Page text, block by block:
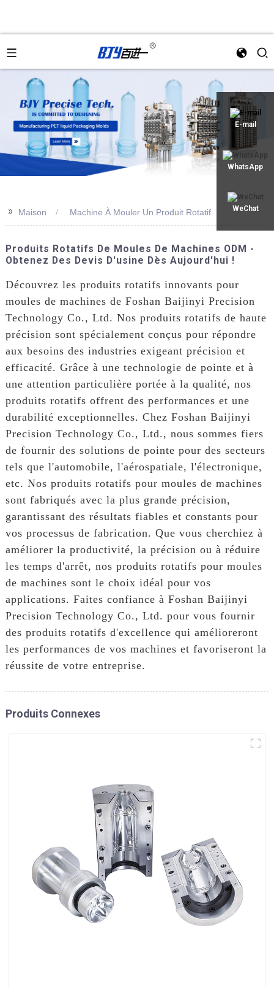
E-mail
WhatsApp
WeChat
>> Maison Machine À Mouler Un Produit Rotatif
Produits Rotatifs De Moules De Machines ODM -
Obtenez Des Devis D'usine Dès Aujourd'hui !
Découvrez les produits rotatifs innovants pour
moules de machines de Foshan Baijinyi Precision
Technology Co., Ltd. Nos produits rotatifs de haute
précision sont spécialement conçus pour répondre
aux besoins des industries exigeant précision et
efficacité. Grâce à une technologie de pointe et à
une attention particulière portée à la qualité, nos
produits rotatifs offrent des performances et une
durabilité exceptionnelles. Chez Foshan Baijinyi
Precision Technology Co., Ltd., nous sommes fiers
de fournir des solutions de pointe pour des secteurs
tels que l'automobile, l'aérospatiale, l'électronique,
etc. Nos produits rotatifs pour moules de machines
sont fabriqués avec la plus grande précision,
garantissant des résultats fiables et constants pour
vos processus de fabrication. Que vous cherchiez à
améliorer la productivité, la précision ou à réduire
les temps d'arrêt, nos produits rotatifs pour moules
de machines sont le choix idéal pour vos
applications. Faites confiance à Foshan Baijinyi
Precision Technology Co., Ltd. pour vous fournir
des produits rotatifs d'excellence qui amélioreront
les performances de vos machines et favoriseront la
réussite de votre entreprise.
Produits Connexes